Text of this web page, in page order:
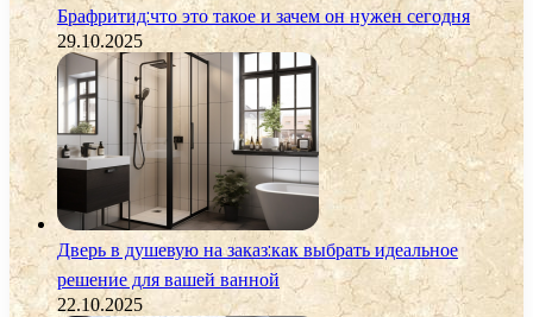
Брафритид:что это такое и зачем он нужен сегодня
29.10.2025
Дверь в душевую на заказ:как выбрать идеальное
решение для вашей ванной
22.10.2025